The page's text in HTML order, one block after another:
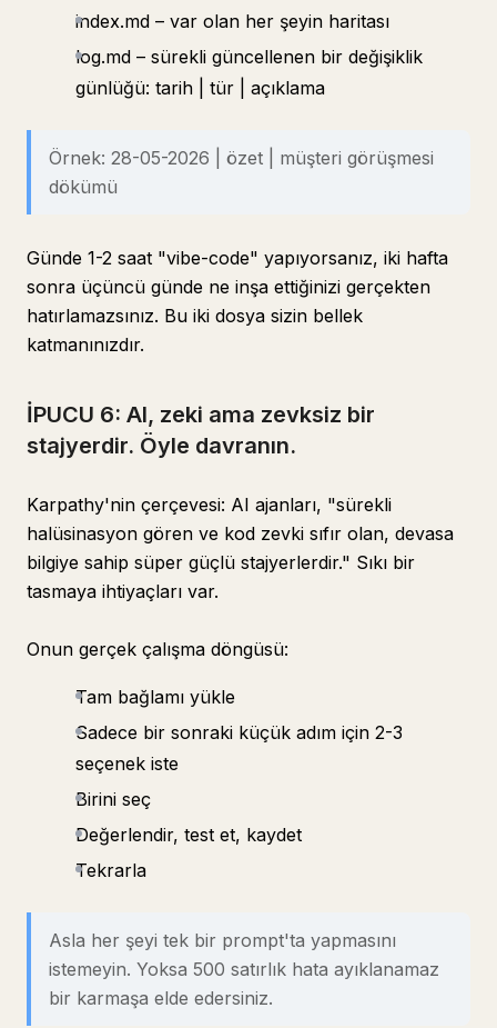
index.md – var olan her şeyin haritası
log.md – sürekli güncellenen bir değişiklik
günlüğü: tarih | tür | açıklama
Örnek: 28-05-2026 | özet | müşteri görüşmesi
dökümü
Günde 1-2 saat "vibe-code" yapıyorsanız, iki hafta
sonra üçüncü günde ne inşa ettiğinizi gerçekten
hatırlamazsınız. Bu iki dosya sizin bellek
katmanınızdır.
İPUCU 6: AI, zeki ama zevksiz bir
stajyerdir. Öyle davranın.
Karpathy'nin çerçevesi: AI ajanları, "sürekli
halüsinasyon gören ve kod zevki sıfır olan, devasa
bilgiye sahip süper güçlü stajyerlerdir." Sıkı bir
tasmaya ihtiyaçları var.
Onun gerçek çalışma döngüsü:
Tam bağlamı yükle
Sadece bir sonraki küçük adım için 2-3
seçenek iste
Birini seç
Değerlendir, test et, kaydet
Tekrarla
Asla her şeyi tek bir prompt'ta yapmasını
istemeyin. Yoksa 500 satırlık hata ayıklanamaz
bir karmaşa elde edersiniz.